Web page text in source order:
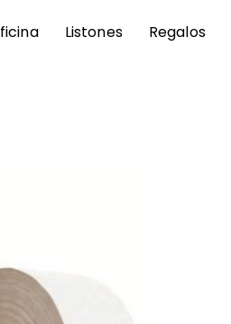
Listones Regalos